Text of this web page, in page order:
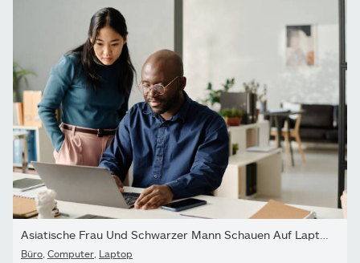
Büro Computer Laptop